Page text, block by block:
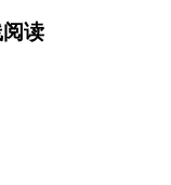
读